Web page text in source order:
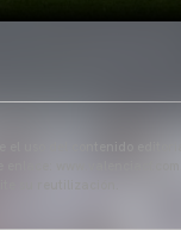
el uso del contenido